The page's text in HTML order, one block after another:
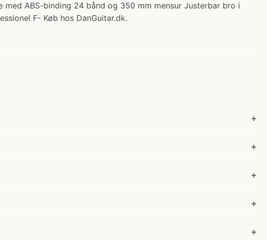
ABS-binding 24 bånd og 350 mm mensur Justerbar bro i
F- Køb hos DanGuitar.dk.